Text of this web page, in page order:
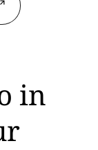
in